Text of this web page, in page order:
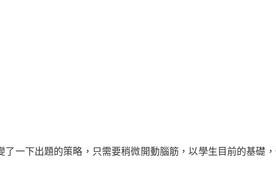
下出題的策略，只需要稍微開動腦筋，以學生目前的基礎